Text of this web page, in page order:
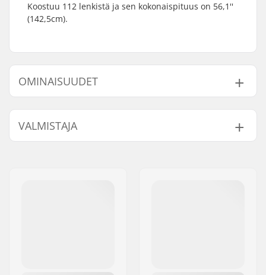
Koostuu 112 lenkistä ja sen kokonaispituus on 56,1''
(142,5cm).
OMINAISUUDET
Ketjun tyyppi:
Single speed
Ketjulinkkien määrä:
Paino:
263g
VALMISTAJA